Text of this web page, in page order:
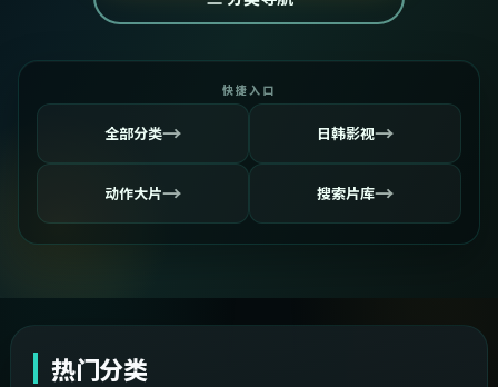
快捷入口
全部分类→ 日韩影视→
动作大片→ 搜索片库→
热门分类